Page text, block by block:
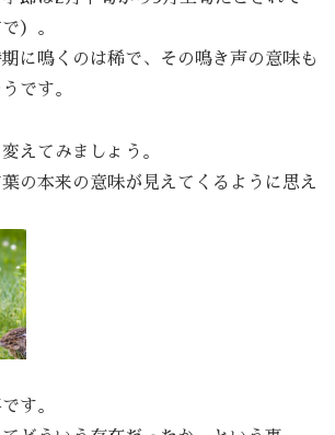
）。
に鳴くのは稀で、その鳴き声の意味も
です。
えてみましょう。
の本来の意味が見えてくるように思え
す。